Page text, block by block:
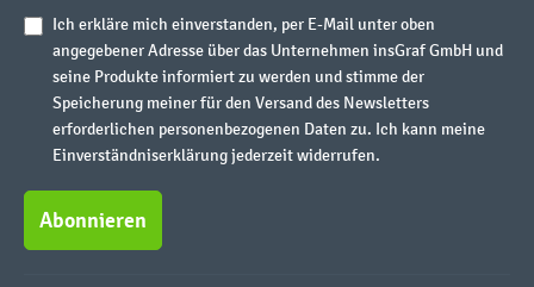
Ich erkläre mich einverstanden, per E-Mail unter oben
angegebener Adresse über das Unternehmen insGraf GmbH und
seine Produkte informiert zu werden und stimme der
Speicherung meiner für den Versand des Newsletters
erforderlichen personenbezogenen Daten zu. Ich kann meine
Einverständniserklärung jederzeit widerrufen.
Abonnieren